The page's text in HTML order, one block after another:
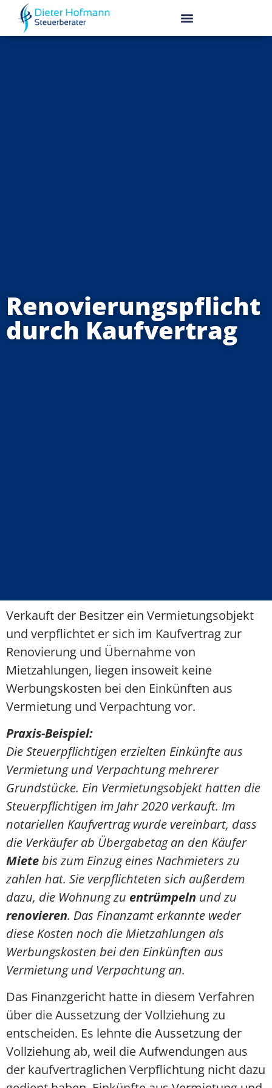
Renovierungspflicht
durch Kaufvertrag
Verkauft der Besitzer ein Vermietungsobjekt
und verpflichtet er sich im Kaufvertrag zur
Renovierung und Übernahme von
Mietzahlungen, liegen insoweit keine
Werbungskosten bei den Einkünften aus
Vermietung und Verpachtung vor.
Praxis-Beispiel:
Die Steuerpflichtigen erzielten Einkünfte aus
Vermietung und Verpachtung mehrerer
Grundstücke. Ein Vermietungsobjekt hatten die
Steuerpflichtigen im Jahr 2020 verkauft. Im
notariellen Kaufvertrag wurde vereinbart, dass
die Verkäufer ab Übergabetag an den Käufer
Mietebis zum Einzug eines Nachmieters zu
zahlen hat. Sie verpflichteten sich außerdem
dazu, die Wohnung zu entrümpeln und zu
renovieren. Das Finanzamt erkannte weder
diese Kosten noch die Mietzahlungen als
Werbungskosten bei den Einkünften aus
Vermietung und Verpachtung an.
Das Finanzgericht hatte in diesem Verfahren
über die Aussetzung der Vollziehung zu
entscheiden. Es lehnte die Aussetzung der
Vollziehung ab, weil die Aufwendungen aus
der kaufvertraglichen Verpflichtung nicht dazu